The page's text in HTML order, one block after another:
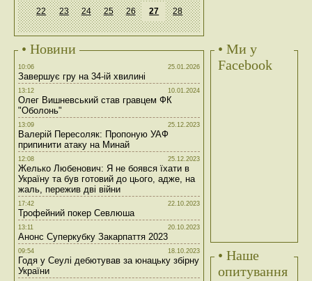
22 23 24 25 26 27 28
• Новини
10:06 25.01.2026
Завершує гру на 34-ій хвилині
13:12 10.01.2024
Олег Вишневський став гравцем ФК
"Оболонь"
13:09 25.12.2023
Валерій Пересоляк: Пропоную УАФ
припинити атаку на Минай
12:08 25.12.2023
Желько Любенович: Я не боявся їхати в
Україну та був готовий до цього, адже, на
жаль, пережив дві війни
17:42 22.10.2023
Трофейний покер Севлюша
13:11 20.10.2023
Анонс Суперкубку Закарпаття 2023
09:54 18.10.2023
Годя у Сеулі дебютував за юнацьку збірну
України
• Ми у
Facebook
• Наше
опитування